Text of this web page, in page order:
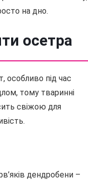
на дно.
осетра
особливо під час
тому тваринні
свіжою для
дендробени –